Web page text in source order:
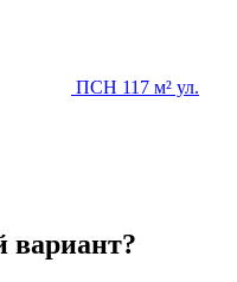
ПСН 117 м² ул.
вариант?